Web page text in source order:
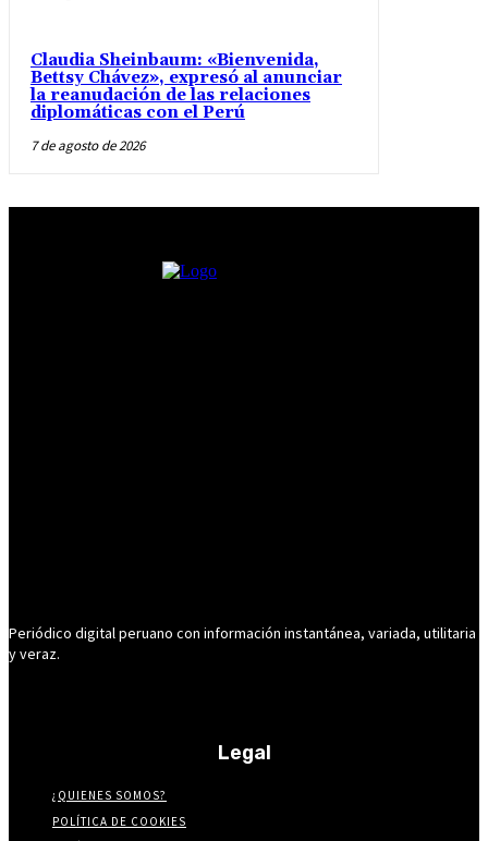
Claudia Sheinbaum: «Bienvenida,
Bettsy Chávez», expresó al anunciar
la reanudación de las relaciones
diplomáticas con el Perú
7 de agosto de 2026
Periódico digital peruano con información instantánea, variada, utilitaria
y veraz.
Legal
¿QUIENES SOMOS?
POLÍTICA DE COOKIES